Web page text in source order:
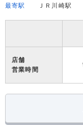
最寄駅
ＪＲ川崎駅
店舗
営業時間